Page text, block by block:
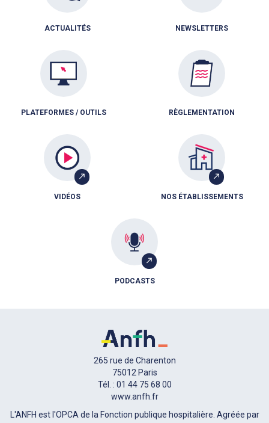
ACTUALITÉS NEWSLETTERS
PLATEFORMES / OUTILS RÈGLEMENTATION
VIDÉOS NOS ÉTABLISSEMENTS
PODCASTS
265 rue de Charenton
75012 Paris
Tél. : 01 44 75 68 00
www.anfh.fr
L'ANFH est l'OPCA de la Fonction publique hospitalière. Agréée par